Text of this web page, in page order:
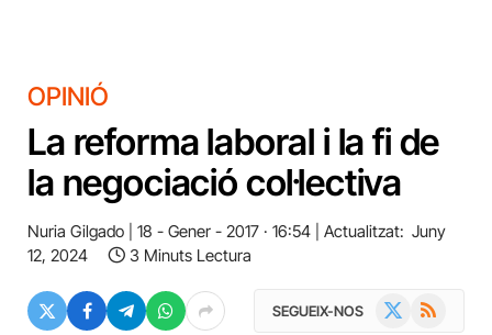
OPINIÓ
La reforma laboral i la fi de
la negociació col·lectiva
Nuria Gilgado 18 - Gener - 2017 · 16:54 Actualitzat: Juny
12, 2024
3 Minuts Lectura
SEGUEIX-NOS RSS